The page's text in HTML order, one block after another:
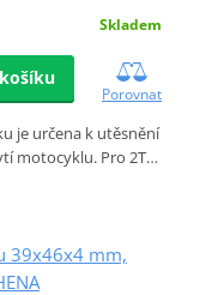
Skladem
Porovnat
je určena k utěsnění
motocyklu. Pro 2T…
39x46x4 mm,